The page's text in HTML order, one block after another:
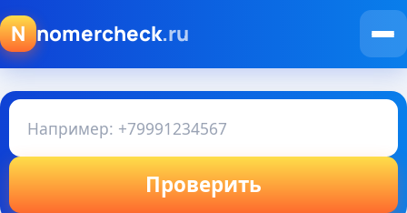
N nomercheck.ru
Проверить